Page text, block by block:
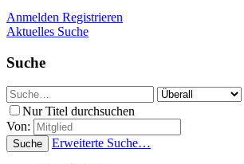
Anmelden Registrieren
Aktuelles Suche
Suche
Nur Titel durchsuchen
Von:
Suche Erweiterte Suche…